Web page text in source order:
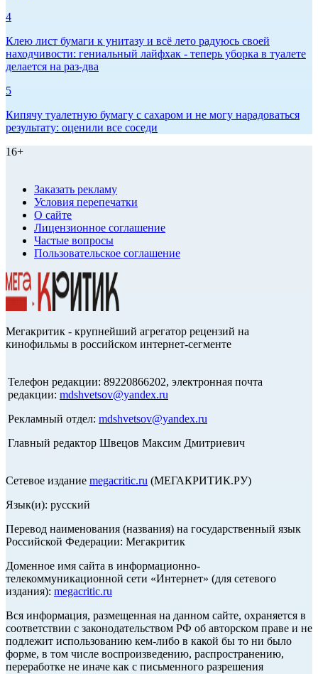
4
Клею лист бумаги к унитазу и всё лето радуюсь своей
находчивости: гениальный лайфхак - теперь уборка в туалете
делается на раз-два
5
Кипячу туалетную бумагу с сахаром и не могу нарадоваться
результату: оценили все соседи
16+
Заказать рекламу
Условия перепечатки
О сайте
Лицензионное соглашение
Частые вопросы
Пользовательское соглашение
Мегакритик - крупнейший агрегатор рецензий на
кинофильмы в российском интернет-сегменте
Телефон редакции: 89220866202, электронная почта
редакции: mdshvetsov@yandex.ru
Рекламный отдел: mdshvetsov@yandex.ru
Главный редактор Швецов Максим Дмитриевич
Сетевое издание megacritic.ru (МЕГАКРИТИК.РУ)
Язык(и): русский
Перевод наименования (названия) на государственный язык
Российской Федерации: Мегакритик
Доменное имя сайта в информационно-
телекоммуникационной сети «Интернет» (для сетевого
издания): megacritic.ru
Вся информация, размещенная на данном сайте, охраняется в
соответствии с законодательством РФ об авторском праве и не
подлежит использованию кем-либо в какой бы то ни было
форме, в том числе воспроизведению, распространению,
переработке не иначе как с письменного разрешения